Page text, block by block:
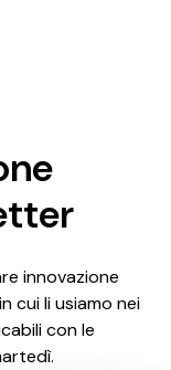
innovazione
cui li usiamo nei
con le